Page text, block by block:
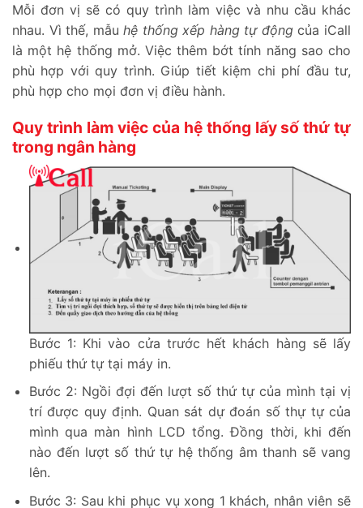
Mỗi đơn vị sẽ có quy trình làm việc và nhu cầu khác
nhau. Vì thế, mẫuhệ thống xếp hàng tự độngcủa iCall
là một hệ thống mở. Việc thêm bớt tính năng sao cho
phù hợp với quy trình. Giúp tiết kiệm chi phí đầu tư,
phù hợp cho mọi đơn vị điều hành.
Quy trình làm việc của hệ thống lấy số thứ tự
trong ngân hàng
Bước 1: Khi vào cửa trước hết khách hàng sẽ lấy
phiếu thứ tự tại máy in.
Bước 2: Ngồi đợi đến lượt số thứ tự của mình tại vị
trí được quy định. Quan sát dự đoán số thự tự của
mình qua màn hình LCD tổng. Đồng thời, khi đến
nào đến lượt số thứ tự hệ thống âm thanh sẽ vang
lên.
Bước 3: Sau khi phục vụ xong 1 khách, nhân viên sẽ